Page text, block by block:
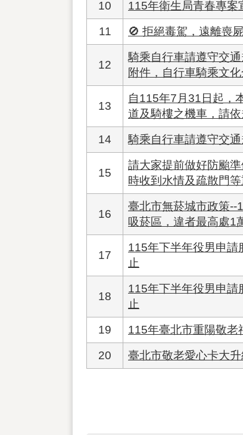
10 115年衛生局青春專
11 🚫 拒絕毒駕，遠離喪
12
騎乘自行車請遵守交
附件，自行車騎乘文
13
自115年7月31日起，
道及騎樓之機車，請依
14 騎乘自行車請遵守交
15
請大家提前做好防颱
時收到水情及疏散門
16
臺北市無菸城市政策--
吸菸區，違者最高處1
17
115年下半年役男申
止
18
115年下半年役男申
止
19 115年臺北市重陽敬老
20 臺北市敬老愛心卡大升